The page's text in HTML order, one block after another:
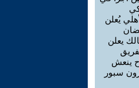
يُعلن
يعلن
ينعش
سبور